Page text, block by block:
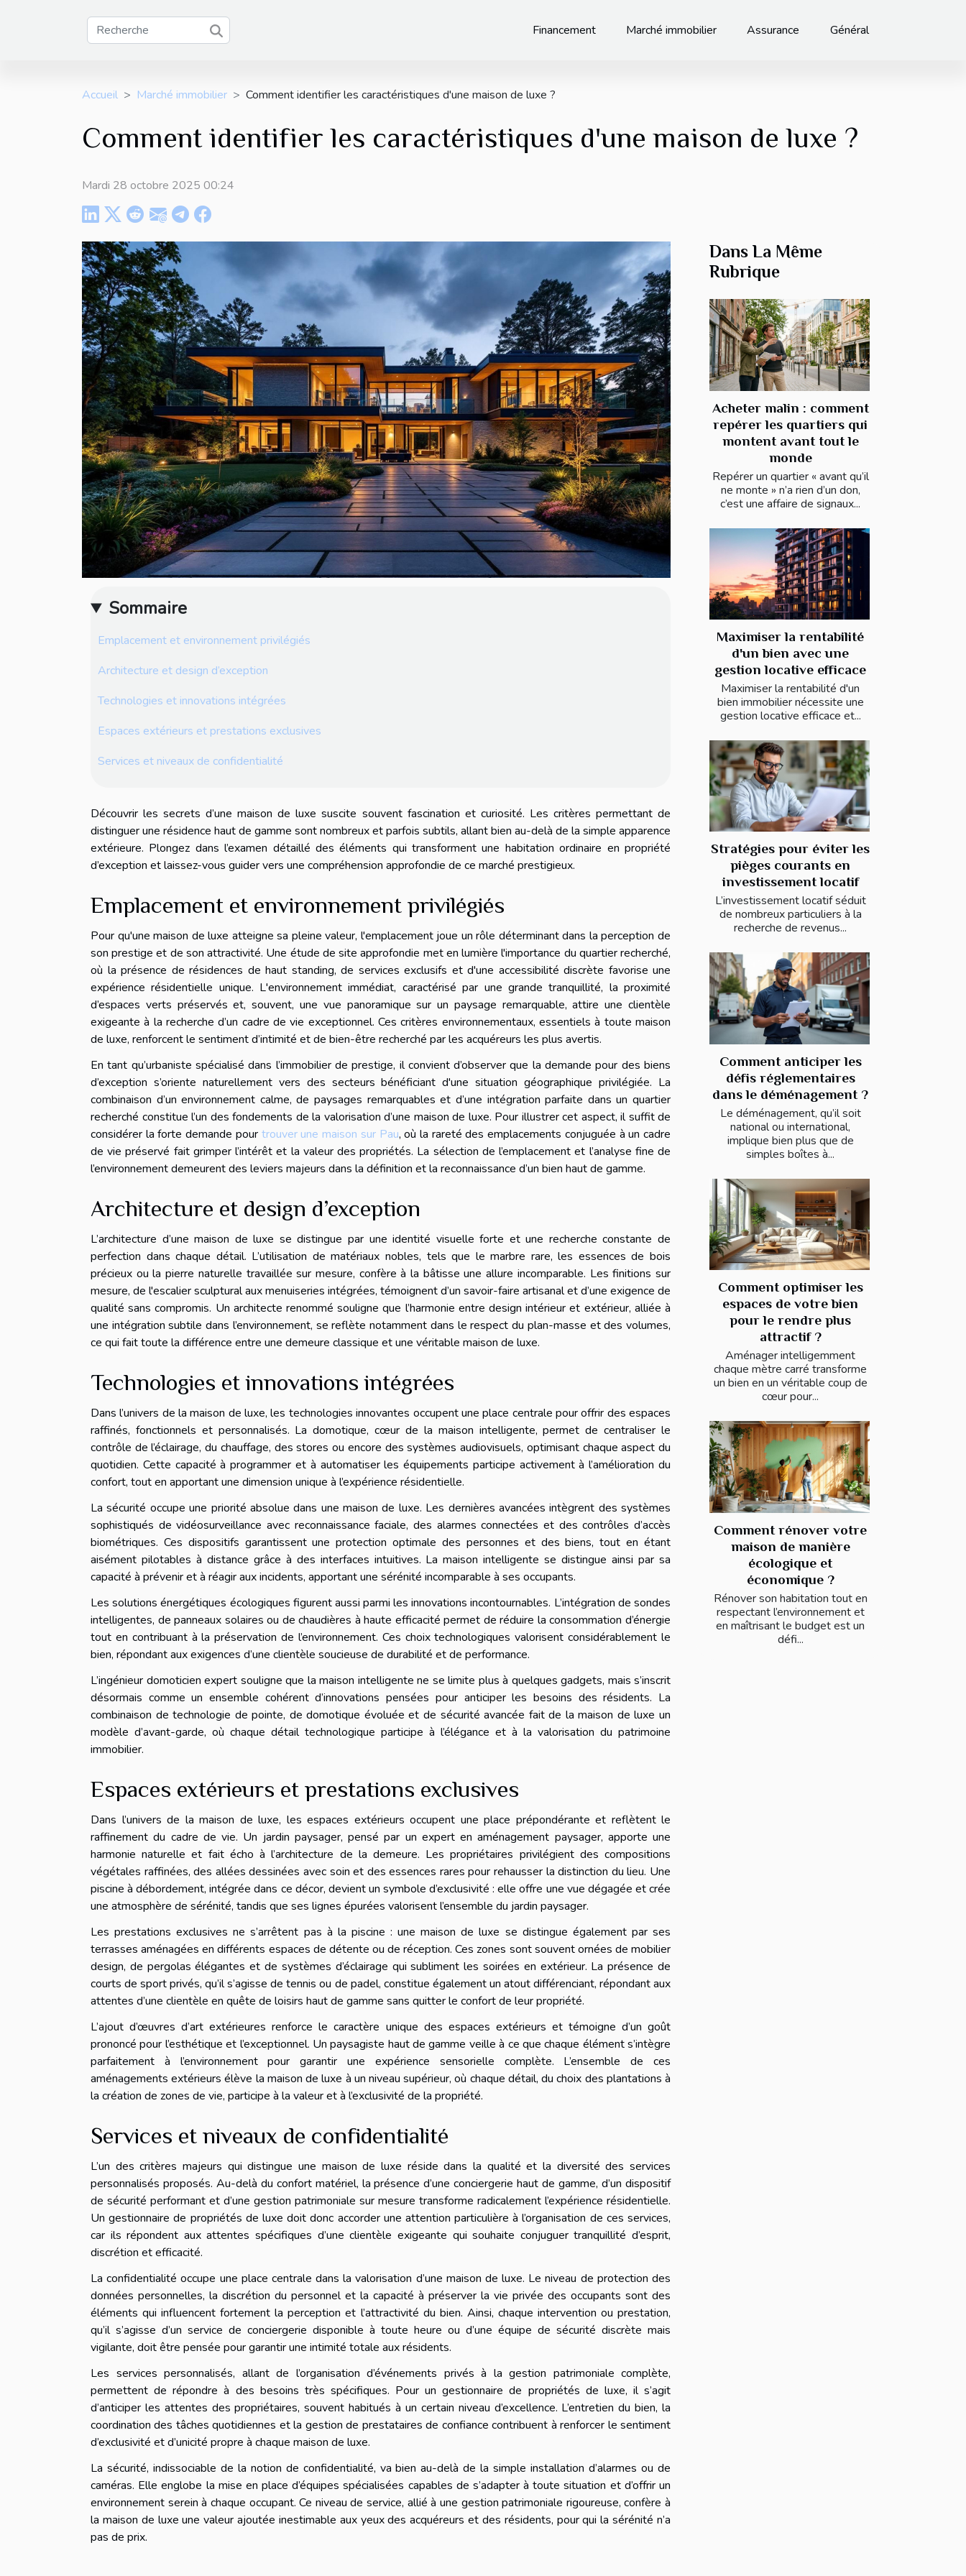
Financement Marché immobilier Assurance Général
Accueil Marché immobilier Comment identifier les caractéristiques d'une maison de luxe ?
Comment identifier les caractéristiques d'une maison de luxe ?
Mardi 28 octobre 2025 00:24
Sommaire
Emplacement et environnement privilégiés
Architecture et design d’exception
Technologies et innovations intégrées
Espaces extérieurs et prestations exclusives
Services et niveaux de confidentialité
Découvrir les secrets d’une maison de luxe suscite souvent fascination et curiosité. Les critères permettant de
distinguer une résidence haut de gamme sont nombreux et parfois subtils, allant bien au-delà de la simple apparence
extérieure. Plongez dans l’examen détaillé des éléments qui transforment une habitation ordinaire en propriété
d’exception et laissez-vous guider vers une compréhension approfondie de ce marché prestigieux.
Emplacement et environnement privilégiés
Pour qu'une maison de luxe atteigne sa pleine valeur, l'emplacement joue un rôle déterminant dans la perception de
son prestige et de son attractivité. Une étude de site approfondie met en lumière l'importance du quartier recherché,
où la présence de résidences de haut standing, de services exclusifs et d'une accessibilité discrète favorise une
expérience résidentielle unique. L'environnement immédiat, caractérisé par une grande tranquillité, la proximité
d’espaces verts préservés et, souvent, une vue panoramique sur un paysage remarquable, attire une clientèle
exigeante à la recherche d’un cadre de vie exceptionnel. Ces critères environnementaux, essentiels à toute maison
de luxe, renforcent le sentiment d’intimité et de bien-être recherché par les acquéreurs les plus avertis.
En tant qu’urbaniste spécialisé dans l’immobilier de prestige, il convient d’observer que la demande pour des biens
d’exception s’oriente naturellement vers des secteurs bénéficiant d'une situation géographique privilégiée. La
combinaison d’un environnement calme, de paysages remarquables et d’une intégration parfaite dans un quartier
recherché constitue l’un des fondements de la valorisation d’une maison de luxe. Pour illustrer cet aspect, il suffit de
considérer la forte demande pour trouver une maison sur Pau, où la rareté des emplacements conjuguée à un cadre
de vie préservé fait grimper l’intérêt et la valeur des propriétés. La sélection de l’emplacement et l’analyse fine de
l’environnement demeurent des leviers majeurs dans la définition et la reconnaissance d’un bien haut de gamme.
Architecture et design d’exception
L’architecture d’une maison de luxe se distingue par une identité visuelle forte et une recherche constante de
perfection dans chaque détail. L’utilisation de matériaux nobles, tels que le marbre rare, les essences de bois
précieux ou la pierre naturelle travaillée sur mesure, confère à la bâtisse une allure incomparable. Les finitions sur
mesure, de l'escalier sculptural aux menuiseries intégrées, témoignent d’un savoir-faire artisanal et d’une exigence de
qualité sans compromis. Un architecte renommé souligne que l’harmonie entre design intérieur et extérieur, alliée à
une intégration subtile dans l’environnement, se reflète notamment dans le respect du plan-masse et des volumes,
ce qui fait toute la différence entre une demeure classique et une véritable maison de luxe.
Technologies et innovations intégrées
Dans l’univers de la maison de luxe, les technologies innovantes occupent une place centrale pour offrir des espaces
raffinés, fonctionnels et personnalisés. La domotique, cœur de la maison intelligente, permet de centraliser le
contrôle de l’éclairage, du chauffage, des stores ou encore des systèmes audiovisuels, optimisant chaque aspect du
quotidien. Cette capacité à programmer et à automatiser les équipements participe activement à l’amélioration du
confort, tout en apportant une dimension unique à l’expérience résidentielle.
La sécurité occupe une priorité absolue dans une maison de luxe. Les dernières avancées intègrent des systèmes
sophistiqués de vidéosurveillance avec reconnaissance faciale, des alarmes connectées et des contrôles d’accès
biométriques. Ces dispositifs garantissent une protection optimale des personnes et des biens, tout en étant
aisément pilotables à distance grâce à des interfaces intuitives. La maison intelligente se distingue ainsi par sa
capacité à prévenir et à réagir aux incidents, apportant une sérénité incomparable à ses occupants.
Les solutions énergétiques écologiques figurent aussi parmi les innovations incontournables. L’intégration de sondes
intelligentes, de panneaux solaires ou de chaudières à haute efficacité permet de réduire la consommation d’énergie
tout en contribuant à la préservation de l’environnement. Ces choix technologiques valorisent considérablement le
bien, répondant aux exigences d’une clientèle soucieuse de durabilité et de performance.
L’ingénieur domoticien expert souligne que la maison intelligente ne se limite plus à quelques gadgets, mais s’inscrit
désormais comme un ensemble cohérent d’innovations pensées pour anticiper les besoins des résidents. La
combinaison de technologie de pointe, de domotique évoluée et de sécurité avancée fait de la maison de luxe un
modèle d’avant-garde, où chaque détail technologique participe à l’élégance et à la valorisation du patrimoine
immobilier.
Espaces extérieurs et prestations exclusives
Dans l’univers de la maison de luxe, les espaces extérieurs occupent une place prépondérante et reflètent le
raffinement du cadre de vie. Un jardin paysager, pensé par un expert en aménagement paysager, apporte une
harmonie naturelle et fait écho à l’architecture de la demeure. Les propriétaires privilégient des compositions
végétales raffinées, des allées dessinées avec soin et des essences rares pour rehausser la distinction du lieu. Une
piscine à débordement, intégrée dans ce décor, devient un symbole d’exclusivité : elle offre une vue dégagée et crée
une atmosphère de sérénité, tandis que ses lignes épurées valorisent l’ensemble du jardin paysager.
Les prestations exclusives ne s’arrêtent pas à la piscine : une maison de luxe se distingue également par ses
terrasses aménagées en différents espaces de détente ou de réception. Ces zones sont souvent ornées de mobilier
design, de pergolas élégantes et de systèmes d’éclairage qui subliment les soirées en extérieur. La présence de
courts de sport privés, qu’il s’agisse de tennis ou de padel, constitue également un atout différenciant, répondant aux
attentes d’une clientèle en quête de loisirs haut de gamme sans quitter le confort de leur propriété.
L’ajout d’œuvres d’art extérieures renforce le caractère unique des espaces extérieurs et témoigne d’un goût
prononcé pour l’esthétique et l’exceptionnel. Un paysagiste haut de gamme veille à ce que chaque élément s’intègre
parfaitement à l’environnement pour garantir une expérience sensorielle complète. L’ensemble de ces
aménagements extérieurs élève la maison de luxe à un niveau supérieur, où chaque détail, du choix des plantations à
la création de zones de vie, participe à la valeur et à l’exclusivité de la propriété.
Services et niveaux de confidentialité
L’un des critères majeurs qui distingue une maison de luxe réside dans la qualité et la diversité des services
personnalisés proposés. Au-delà du confort matériel, la présence d’une conciergerie haut de gamme, d’un dispositif
de sécurité performant et d’une gestion patrimoniale sur mesure transforme radicalement l’expérience résidentielle.
Un gestionnaire de propriétés de luxe doit donc accorder une attention particulière à l’organisation de ces services,
car ils répondent aux attentes spécifiques d’une clientèle exigeante qui souhaite conjuguer tranquillité d’esprit,
discrétion et efficacité.
La confidentialité occupe une place centrale dans la valorisation d’une maison de luxe. Le niveau de protection des
données personnelles, la discrétion du personnel et la capacité à préserver la vie privée des occupants sont des
éléments qui influencent fortement la perception et l’attractivité du bien. Ainsi, chaque intervention ou prestation,
qu’il s’agisse d’un service de conciergerie disponible à toute heure ou d’une équipe de sécurité discrète mais
vigilante, doit être pensée pour garantir une intimité totale aux résidents.
Les services personnalisés, allant de l’organisation d’événements privés à la gestion patrimoniale complète,
permettent de répondre à des besoins très spécifiques. Pour un gestionnaire de propriétés de luxe, il s’agit
d’anticiper les attentes des propriétaires, souvent habitués à un certain niveau d’excellence. L’entretien du bien, la
coordination des tâches quotidiennes et la gestion de prestataires de confiance contribuent à renforcer le sentiment
d’exclusivité et d’unicité propre à chaque maison de luxe.
La sécurité, indissociable de la notion de confidentialité, va bien au-delà de la simple installation d’alarmes ou de
caméras. Elle englobe la mise en place d’équipes spécialisées capables de s’adapter à toute situation et d’offrir un
environnement serein à chaque occupant. Ce niveau de service, allié à une gestion patrimoniale rigoureuse, confère à
la maison de luxe une valeur ajoutée inestimable aux yeux des acquéreurs et des résidents, pour qui la sérénité n’a
pas de prix.
Dans La Même
Rubrique
Acheter malin : comment
repérer les quartiers qui
montent avant tout le
monde
Repérer un quartier « avant qu’il
ne monte » n’a rien d’un don,
c’est une affaire de signaux...
Maximiser la rentabilité
d'un bien avec une
gestion locative efficace
Maximiser la rentabilité d'un
bien immobilier nécessite une
gestion locative efficace et...
Stratégies pour éviter les
pièges courants en
investissement locatif
L’investissement locatif séduit
de nombreux particuliers à la
recherche de revenus...
Comment anticiper les
défis réglementaires
dans le déménagement ?
Le déménagement, qu’il soit
national ou international,
implique bien plus que de
simples boîtes à...
Comment optimiser les
espaces de votre bien
pour le rendre plus
attractif ?
Aménager intelligemment
chaque mètre carré transforme
un bien en un véritable coup de
cœur pour...
Comment rénover votre
maison de manière
écologique et
économique ?
Rénover son habitation tout en
respectant l’environnement et
en maîtrisant le budget est un
défi...